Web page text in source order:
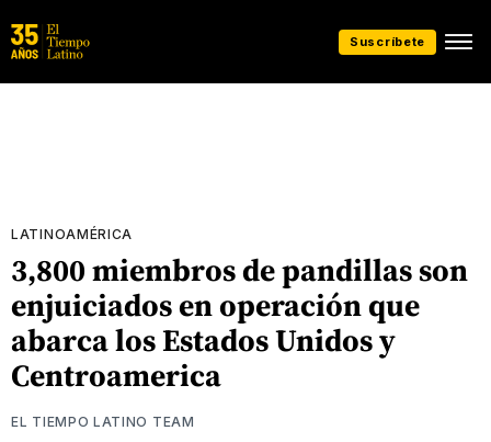
Suscríbete
LATINOAMÉRICA
3,800 miembros de pandillas son
enjuiciados en operación que
abarca los Estados Unidos y
Centroamerica
EL TIEMPO LATINO TEAM